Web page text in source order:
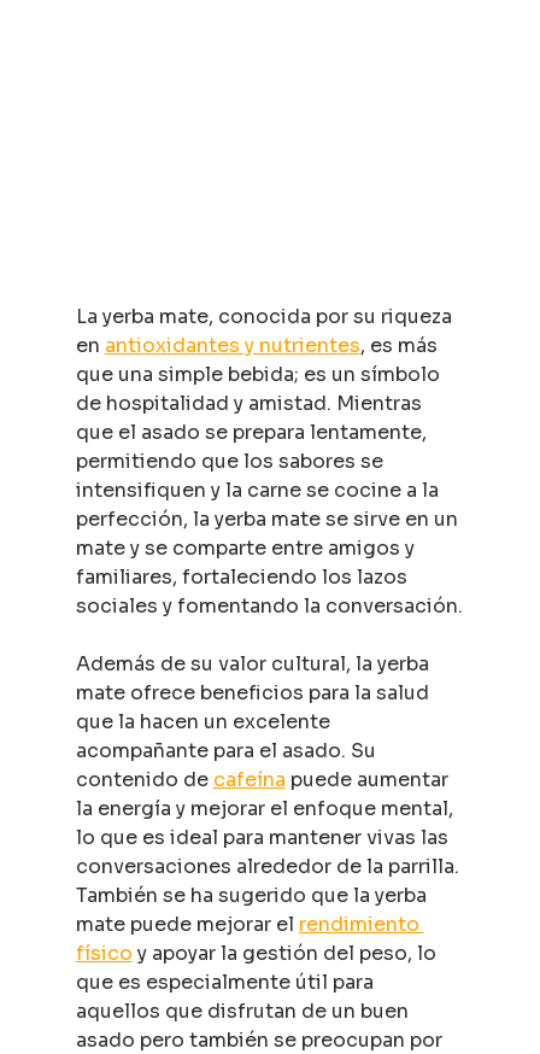
La yerba mate, conocida por su riqueza
en antioxidantes y nutrientes, es más
que una simple bebida; es un símbolo
de hospitalidad y amistad. Mientras
que el asado se prepara lentamente,
permitiendo que los sabores se
intensifiquen y la carne se cocine a la
perfección, la yerba mate se sirve en un
mate y se comparte entre amigos y
familiares, fortaleciendo los lazos
sociales y fomentando la conversación.
Además de su valor cultural, la yerba
mate ofrece beneficios para la salud
que la hacen un excelente
acompañante para el asado. Su
contenido de cafeína puede aumentar
la energía y mejorar el enfoque mental,
lo que es ideal para mantener vivas las
conversaciones alrededor de la parrilla.
También se ha sugerido que la yerba
mate puede mejorar el rendimiento
físico y apoyar la gestión del peso, lo
que es especialmente útil para
aquellos que disfrutan de un buen
asado pero también se preocupan por